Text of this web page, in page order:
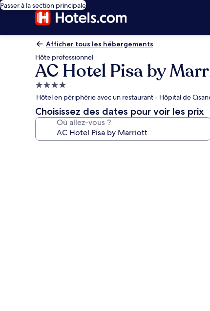
Passer à la section principale
Afficher tous les hébergements
Hôte professionnel
AC Hotel Pisa by
Hébergement
4.0 étoiles
Hôtel en périphérie avec un restaurant - Hôpital de
Choisissez des dates pour voir les prix
Où allez-vous ?